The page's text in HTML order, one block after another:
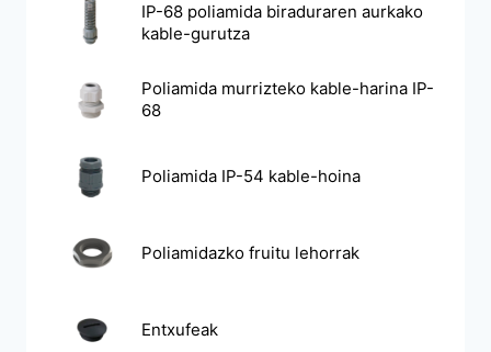
IP-68 poliamida biraduraren aurkako
kable-gurutza
Poliamida murrizteko kable-harina IP-
68
Poliamida IP-54 kable-hoina
Poliamidazko fruitu lehorrak
Entxufeak